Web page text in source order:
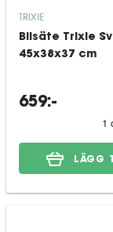
TRIXIE
Bilsäte Trixie
45x38x37 cm
659:-
LÄGG